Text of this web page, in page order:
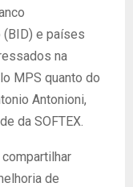
(BID) e países
na
MPS quanto do
Antonioni,
da SOFTEX.
de